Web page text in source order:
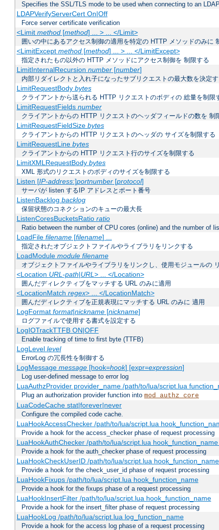
Specifies the SSL/TLS mode to be used when connecting to an
LDAPVerifyServerCert On|Off
Force server certificate verification
<Limit method[method] ... > ... </Limit>
囲いの中にあるアクセス制御の適用を特定の HTTP メソッドのみに
<LimitExcept method[method] ... > ... </LimitExcept>
指定されたもの以外の HTTP メソッドにアクセス制御を 制限する
LimitInternalRecursion number[number]
内部リダイレクトと入れ子になったサブリクエストの最大数を決定
LimitRequestBody bytes
クライアントから送られる HTTP リクエストのボディの 総量を制限
LimitRequestFields number
クライアントからの HTTP リクエストのヘッダフィールドの数を 制
LimitRequestFieldSize bytes
クライアントからの HTTP リクエストのヘッダの サイズを制限する
LimitRequestLine bytes
クライアントからの HTTP リクエスト行のサイズを制限する
LimitXMLRequestBody bytes
XML 形式のリクエストのボディのサイズを制限する
Listen [IP-address:]portnumber[protocol]
サーバが listen するIP アドレスとポート番号
ListenBacklog backlog
保留状態のコネクションのキューの最大長
ListenCoresBucketsRatio ratio
Ratio between the number of CPU cores (online) and the number of
LoadFile filename[filename] ...
指定されたオブジェクトファイルやライブラリをリンクする
LoadModule module filename
オブジェクトファイルやライブラリをリンクし、使用モジュールの
<Location URL-path|URL> ... </Location>
囲んだディレクティブをマッチする URL のみに適用
<LocationMatch regex> ... </LocationMatch>
囲んだディレクティブを正規表現にマッチする URL のみに 適用
LogFormat format|nickname[nickname]
ログファイルで使用する書式を設定する
LogIOTrackTTFB ON|OFF
Enable tracking of time to first byte (TTFB)
LogLevel level
ErrorLog の冗長性を制御する
LogMessage message[hook=hook] [expr=expression]
Log user-defined message to error log
LuaAuthzProvider provider_name /path/to/lua/script.lua
Plug an authorization provider function into mod_authz_core
LuaCodeCache stat|forever|never
Configure the compiled code cache.
LuaHookAccessChecker /path/to/lua/script.lua
Provide a hook for the access_checker phase of request processing
LuaHookAuthChecker /path/to/lua/script.lua
Provide a hook for the auth_checker phase of request processing
LuaHookCheckUserID /path/to/lua/script.lua
Provide a hook for the check_user_id phase of request processing
LuaHookFixups /path/to/lua/script.lua hook_function_name
Provide a hook for the fixups phase of a request processing
LuaHookInsertFilter /path/to/lua/script.lua hook_function_name
Provide a hook for the insert_filter phase of request processing
LuaHookLog /path/to/lua/script.lua log_function_name
Provide a hook for the access log phase of a request processing